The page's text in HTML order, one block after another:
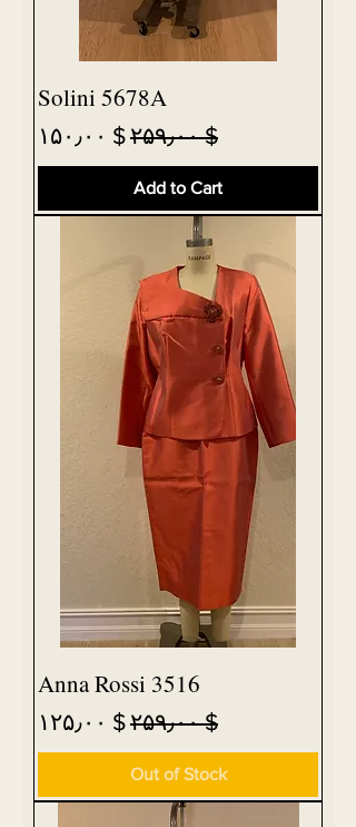
Solini 5678A
Regular Price
$ ۲۵۹٫۰۰ Sale Price
$ ۱۵۰٫۰۰
Add to Cart
Anna Rossi 3516
Regular Price
$ ۲۵۹٫۰۰ Sale Price
$ ۱۲۵٫۰۰
Out of Stock